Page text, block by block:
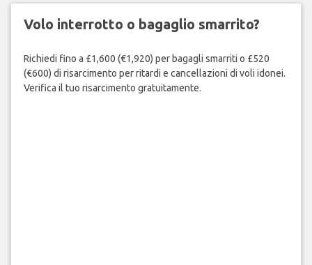
Volo interrotto o bagaglio smarrito?
Richiedi fino a £1,600 (€1,920) per bagagli smarriti o £520
(€600) di risarcimento per ritardi e cancellazioni di voli idonei.
Verifica il tuo risarcimento gratuitamente.